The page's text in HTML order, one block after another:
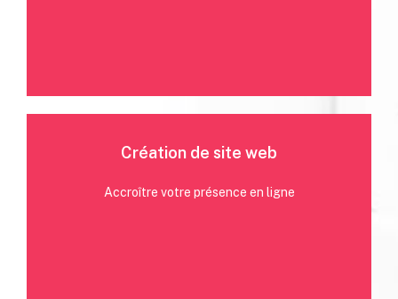
Création de logos, charte graphique, web design,
Création de site web
Accroître votre présence en ligne